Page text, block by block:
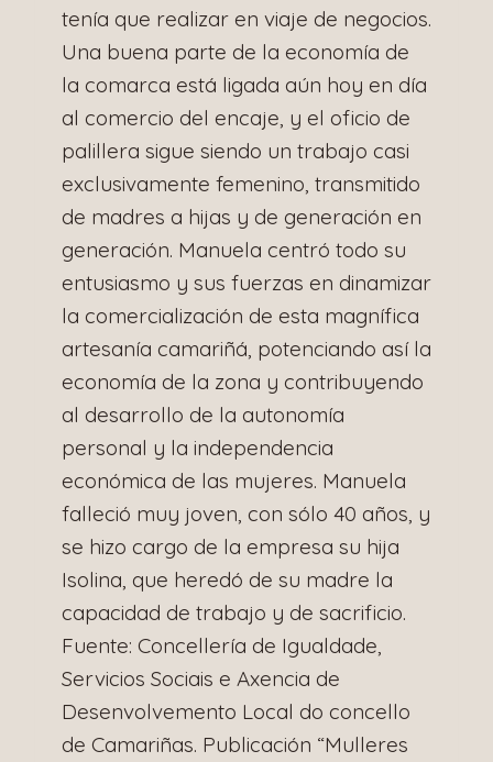
tenía que realizar en viaje de negocios.
Una buena parte de la economía de
la comarca está ligada aún hoy en día
al comercio del encaje, y el oficio de
palillera sigue siendo un trabajo casi
exclusivamente femenino, transmitido
de madres a hijas y de generación en
generación. Manuela centró todo su
entusiasmo y sus fuerzas en dinamizar
la comercialización de esta magnífica
artesanía camariñá, potenciando así la
economía de la zona y contribuyendo
al desarrollo de la autonomía
personal y la independencia
económica de las mujeres. Manuela
falleció muy joven, con sólo 40 años, y
se hizo cargo de la empresa su hija
Isolina, que heredó de su madre la
capacidad de trabajo y de sacrificio.
Fuente: Concellería de Igualdade,
Servicios Sociais e Axencia de
Desenvolvemento Local do concello
de Camariñas. Publicación “Mulleres